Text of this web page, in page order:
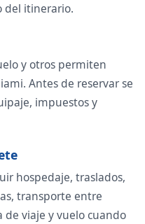
del itinerario.
y otros permiten
Antes de reservar se
impuestos y
hospedaje, traslados,
transporte entre
de viaje y vuelo cuando